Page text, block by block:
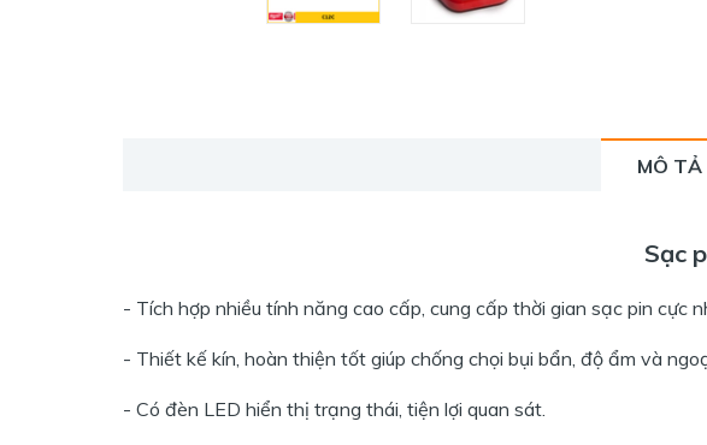
MÔ TẢ
Sạc
- Tích hợp nhiều tính năng cao cấp, cung cấp thời gian sạc pin cực
- Thiết kế kín, hoàn thiện tốt giúp chống chọi bụi bẩn, độ ẩm và
- Có đèn LED hiển thị trạng thái, tiện lợi quan sát.